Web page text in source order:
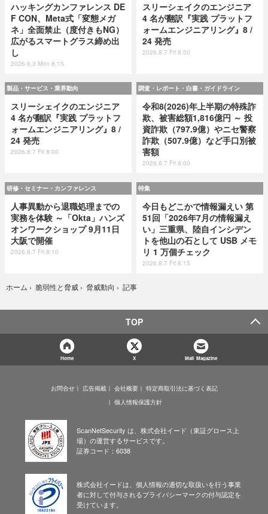
ハッキングカンファレンス DE
F CON、Meta式「変態メガ
ネ」全面禁止（度付きもNG）
広がるスマートグラス締め出
し
2026.8.3 Mon 8:15
スリーシェイクのエンジニア
4 名が翻訳『実践 プラットフ
ォームエンジニアリング』8 /
24 発売
2026.8.7 Fri 8:00
製品・サービス・業界動向
スリーシェイクのエンジニア
4 名が翻訳『実践 プラットフ
ォームエンジニアリング』8 /
24 発売
2026.8.7 Fri 8:00
調査・レポート・白書・ガイドライン
令和8(2026)年上半期の特殊詐
欺、被害総額1,816億円 ～ 投
資詐欺（797.9億）やニセ警察
詐欺（507.9億）など手口別被
害額
2026.8.7 Fri 8:00
研修・セミナー・カンファレンス
人事異動から退職処理までの
実務を体験 ～「Okta」ハンズ
オンワークショップ 9月11日
大阪で開催
2026.8.7 Fri 8:10
特集
今日もどこかで情報漏えい 第
51回「2026年7月の情報漏え
い」三重県、陸自インシデン
トを他山の石として USB メモ
リ 1 万個チェック
2026.8.7 Fri 8:15
ホーム › 脆弱性と脅威 › 脅威動向 › 記事
TOP
Home X Mail Magazine
お問合せ 広告掲載 会社概要
特定商取引法に基づく表記
個人情報保護方針
ScanNetSecurity は、株式会社イード（東証グロース上
場）の運営するサービスです。
証券コード：6038
株式会社イードは、個人情報の適切な取扱いを行う事業
者に対して付与されるプライバシーマークの付与認定を
受けています。